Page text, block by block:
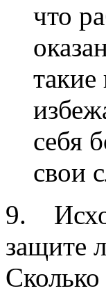
что
себя
свои
9.
защите